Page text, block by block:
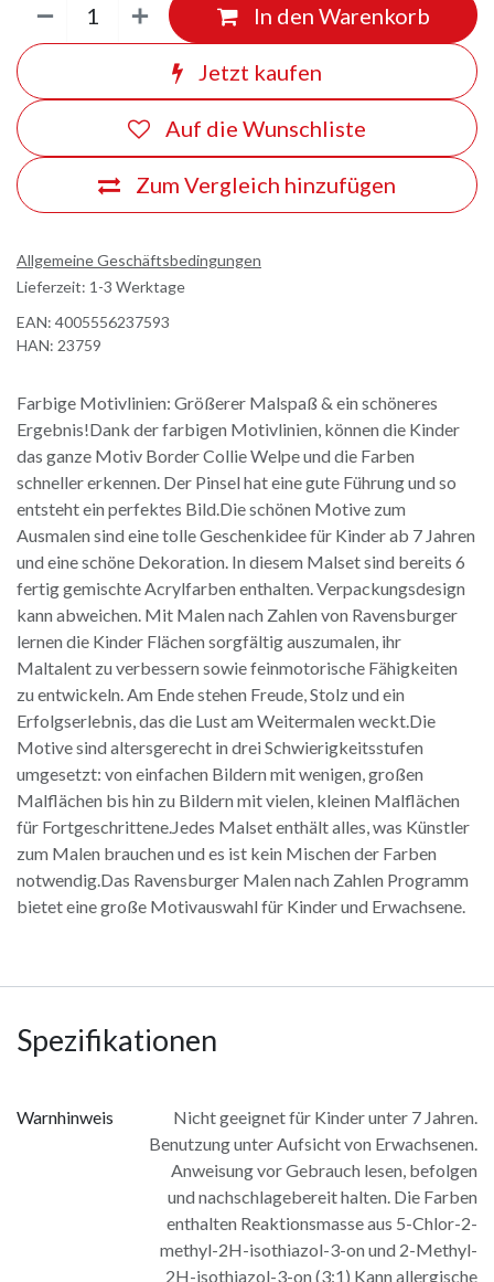
In den Warenkorb
Jetzt kaufen
Zum Vergleich hinzufügen
Auf die Wunschliste
Allgemeine Geschäftsbedingungen
Lieferzeit: 1-3 Werktage
EAN: 4005556237593
HAN: 23759
Farbige Motivlinien: Größerer Malspaß & ein schöneres
Ergebnis!Dank der farbigen Motivlinien, können die Kinder
das ganze Motiv Border Collie Welpe und die Farben
schneller erkennen. Der Pinsel hat eine gute Führung und so
entsteht ein perfektes Bild.Die schönen Motive zum
Ausmalen sind eine tolle Geschenkidee für Kinder ab 7 Jahren
und eine schöne Dekoration. In diesem Malset sind bereits 6
fertig gemischte Acrylfarben enthalten. Verpackungsdesign
kann abweichen. Mit Malen nach Zahlen von Ravensburger
lernen die Kinder Flächen sorgfältig auszumalen, ihr
Maltalent zu verbessern sowie feinmotorische Fähigkeiten
zu entwickeln. Am Ende stehen Freude, Stolz und ein
Erfolgserlebnis, das die Lust am Weitermalen weckt.Die
Motive sind altersgerecht in drei Schwierigkeitsstufen
umgesetzt: von einfachen Bildern mit wenigen, großen
Malflächen bis hin zu Bildern mit vielen, kleinen Malflächen
für Fortgeschrittene.Jedes Malset enthält alles, was Künstler
zum Malen brauchen und es ist kein Mischen der Farben
notwendig.Das Ravensburger Malen nach Zahlen Programm
bietet eine große Motivauswahl für Kinder und Erwachsene.
Spezifikationen
Warnhinweis
Nicht geeignet für Kinder unter 7 Jahren.
Benutzung unter Aufsicht von Erwachsenen.
Anweisung vor Gebrauch lesen, befolgen
und nachschlagebereit halten. Die Farben
enthalten Reaktionsmasse aus 5-Chlor-2-
methyl-2H-isothiazol-3-on und 2-Methyl-
2H-isothiazol-3-on (3:1) Kann allergische